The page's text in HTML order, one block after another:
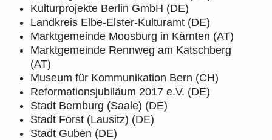
Kulturprojekte Berlin GmbH (DE)
Landkreis Elbe-Elster-Kulturamt (DE)
Marktgemeinde Moosburg in Kärnten (AT)
Marktgemeinde Rennweg am Katschberg
(AT)
Museum für Kommunikation Bern (CH)
Reformationsjubiläum 2017 e.V. (DE)
Stadt Bernburg (Saale) (DE)
Stadt Forst (Lausitz) (DE)
Stadt Guben (DE)